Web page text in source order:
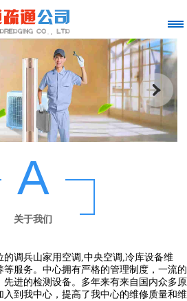
A
关于我们
调兵山家用空调,中央空调,冷库设备维
服务。中心拥有严格的管理制度，一流的
进的检测设备。多年来有来自国内众多原
入到我中心，提高了我中心的维修质量和维